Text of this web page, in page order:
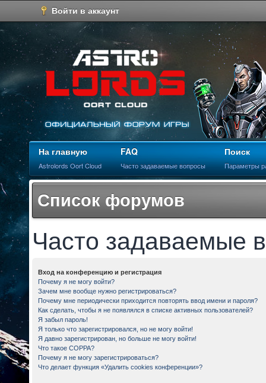
Войти в аккаунт
На главную
Astrolords Oort Cloud
FAQ
Часто задаваемые вопросы
Поиск
Параметры
Список форумов
Часто задаваемые
Вход на конференцию и регистрация
Почему я не могу войти?
Зачем мне вообще нужно регистрироваться?
Почему мне периодически приходится повторять ввод имени и пароля?
Как сделать, чтобы я не появлялся в списке активных пользователей?
Я забыл пароль!
Я только что зарегистрировался, но не могу войти!
Я давно зарегистрирован, но больше не могу войти!
Что такое COPPA?
Почему я не могу зарегистрироваться?
Что делает функция «Удалить cookies конференции»?